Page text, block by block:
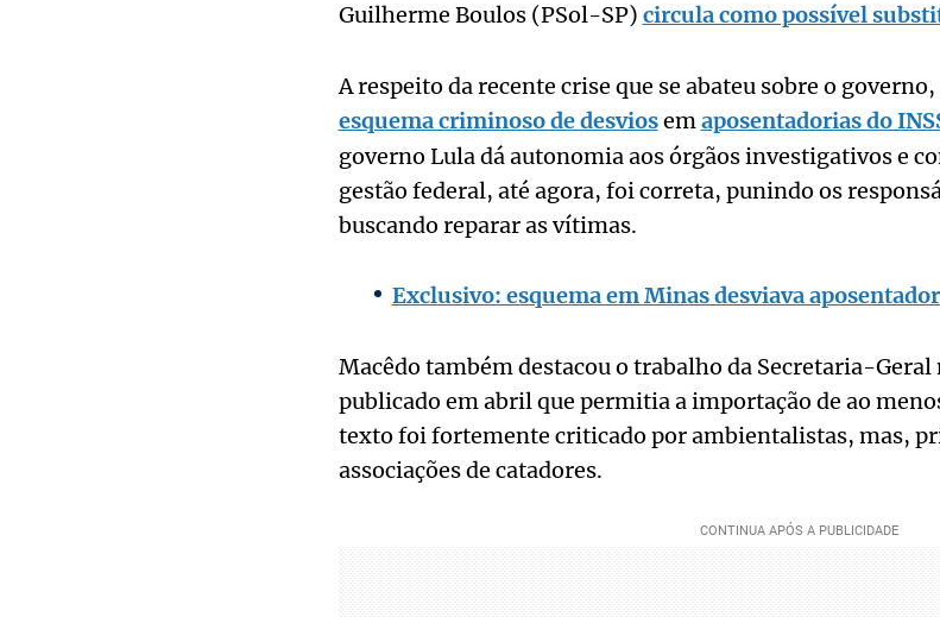
Guilherme Boulos (PSol-SP) circula como possível
A respeito da recente crise que se abateu sobre o
esquema criminoso de desviosemaposentadorias do
governo Lula dá autonomia aos órgãos investigativos e
gestão federal, até agora, foi correta, punindo os
buscando reparar as vítimas.
Exclusivo: esquema em Minas desviava
Macêdo também destacou o trabalho da Secretaria-Geral
publicado em abril que permitia a importação de ao
texto foi fortemente criticado por ambientalistas, mas,
associações de catadores.